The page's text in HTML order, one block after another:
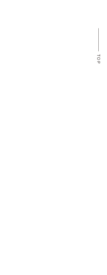
TOP